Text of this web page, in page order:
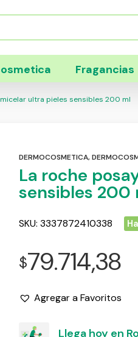
Fragancias
ultra pieles sensibles 200 ml
DERMOCOSMETICA,
La roche
sensibles 200
SKU:3337872410338
$79.714,38
Agregar a Favoritos
Llega hoy en